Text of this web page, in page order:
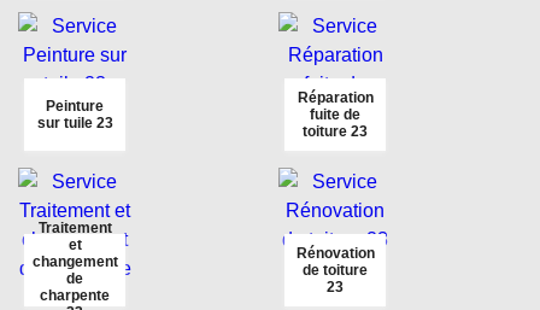
Peinture
sur tuile 23
Réparation
fuite de
toiture 23
Traitement
et
changement
de
charpente
Rénovation
de toiture
23